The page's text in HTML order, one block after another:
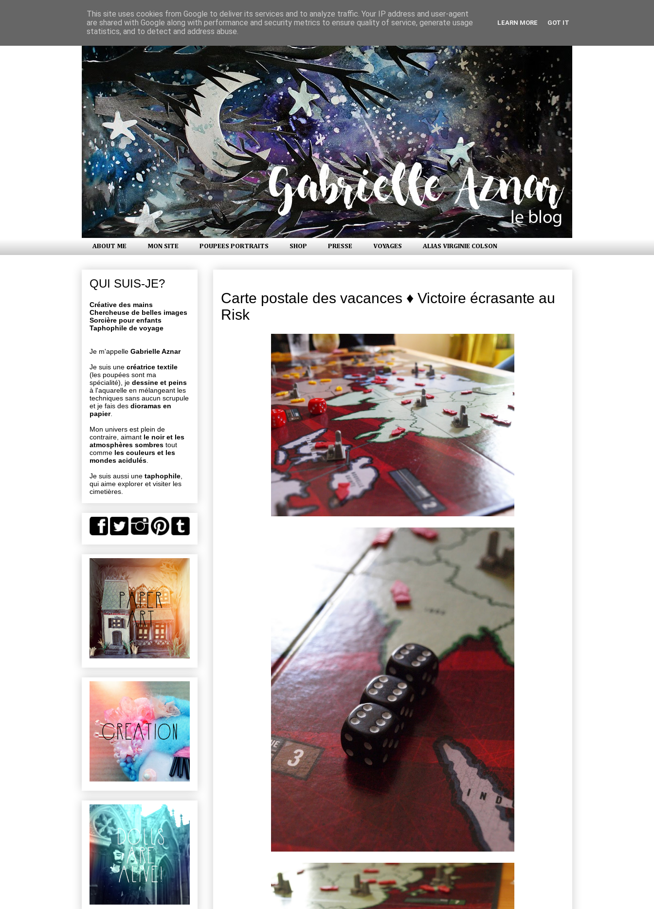
ABOUT ME MON SITE POUPEES PORTRAITS SHOP PRESSE VOYAGES ALIAS VIRGINIE COLSON
Carte postale des vacances ♦ Victoire écrasante au
Risk
QUI SUIS-JE?
Créative des mains
Chercheuse de belles images
Sorcière pour enfants
Taphophile de voyage
Je m'appelle Gabrielle Aznar
Je suis une créatrice textile
(les poupées sont ma
spécialité), je dessine et peins
à l'aquarelle en mélangeant les
techniques sans aucun scrupule
et je fais des dioramas en
papier.
Mon univers est plein de
contraire, aimant le noir et les
atmosphères sombres tout
comme les couleurs et les
mondes acidulés
Je suis aussi une taphophile
qui aime explorer et visiter les
cimetières.
This site uses cookies from Google to deliver its services and to analyze traffic. Your IP address and user-agent
are shared with Google along with performance and security metrics to ensure quality of service, generate usage
statistics, and to detect and address abuse.
LEARN MORE GOT IT